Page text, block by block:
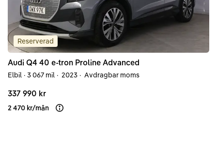
Reserverad
Audi Q4 40 e-tron Proline Advanced
Elbil · 3 067 mil · 2023 · Avdragbar moms
337 990 kr
2 470 kr/mån Läs mer om finansiering